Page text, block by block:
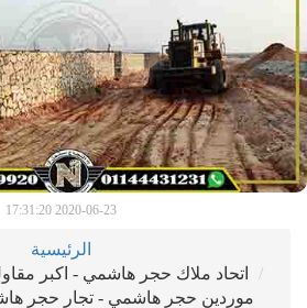
2020-06-23 17:31:20
الرئيسية
اتحاد ملاك حجر هاشمي - اكبر
موردين حجر هاشمي - تجار حجر